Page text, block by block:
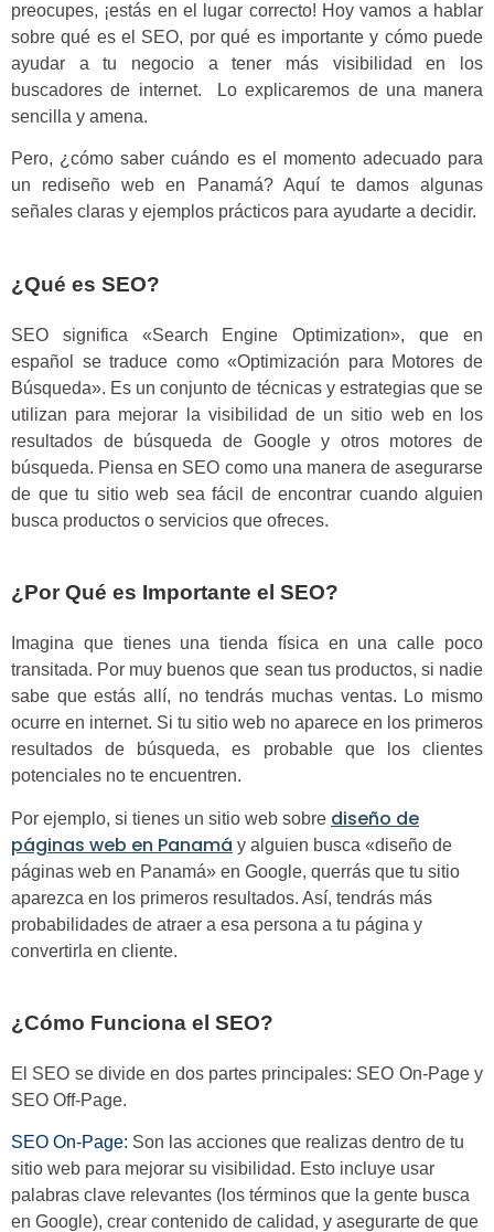
preocupes, ¡estás en el lugar correcto! Hoy vamos a hablar
sobre qué es el SEO, por qué es importante y cómo puede
ayudar a tu negocio a tener más visibilidad en los
buscadores de internet. Lo explicaremos de una manera
sencilla y amena.
Pero, ¿cómo saber cuándo es el momento adecuado para
un rediseño web en Panamá? Aquí te damos algunas
señales claras y ejemplos prácticos para ayudarte a decidir.
¿Qué es SEO?
SEO significa «Search Engine Optimization», que en
español se traduce como «Optimización para Motores de
Búsqueda». Es un conjunto de técnicas y estrategias que se
utilizan para mejorar la visibilidad de un sitio web en los
resultados de búsqueda de Google y otros motores de
búsqueda. Piensa en SEO como una manera de asegurarse
de que tu sitio web sea fácil de encontrar cuando alguien
busca productos o servicios que ofreces.
¿Por Qué es Importante el SEO?
Imagina que tienes una tienda física en una calle poco
transitada. Por muy buenos que sean tus productos, si nadie
sabe que estás allí, no tendrás muchas ventas. Lo mismo
ocurre en internet. Si tu sitio web no aparece en los primeros
resultados de búsqueda, es probable que los clientes
potenciales no te encuentren.
Por ejemplo, si tienes un sitio web sobre diseño de
páginas web en Panamá y alguien busca «diseño de
páginas web en Panamá» en Google, querrás que tu sitio
aparezca en los primeros resultados. Así, tendrás más
probabilidades de atraer a esa persona a tu página y
convertirla en cliente.
¿Cómo Funciona el SEO?
El SEO se divide en dos partes principales: SEO On-Page y
SEO Off-Page.
SEO On-Page: Son las acciones que realizas dentro de tu
sitio web para mejorar su visibilidad. Esto incluye usar
palabras clave relevantes (los términos que la gente busca
en Google), crear contenido de calidad, y asegurarte de que